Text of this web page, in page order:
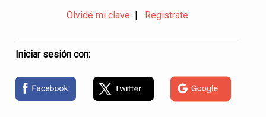
Olvidé mi clave Registrate
Iniciar sesión con: